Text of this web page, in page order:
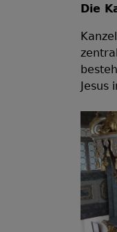
Die